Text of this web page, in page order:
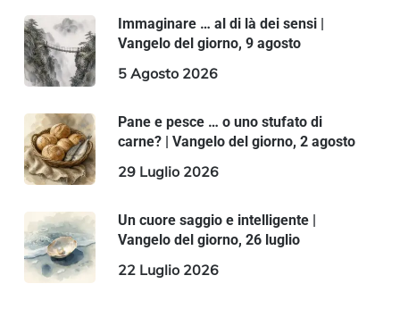
Immaginare … al di là dei sensi |
Vangelo del giorno, 9 agosto
5 Agosto 2026
Pane e pesce … o uno stufato di
carne? | Vangelo del giorno, 2 agosto
29 Luglio 2026
Un cuore saggio e intelligente |
Vangelo del giorno, 26 luglio
22 Luglio 2026